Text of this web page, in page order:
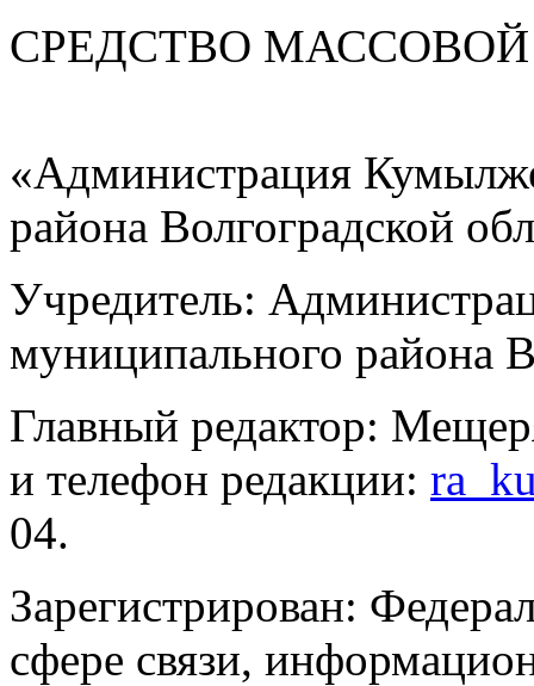
СРЕДСТВО
«Администрация
района Волгоградской
Учредитель:
муниципального района
Главный редактор:
и телефон редакции:
04.
Зарегистрирован:
сфере связи,